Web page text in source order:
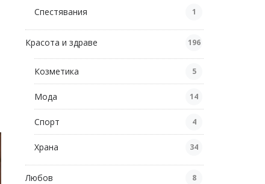
Спестявания 1
Красота и здраве 196
Козметика 5
Мода 14
Спорт 4
Храна 34
Любов 8